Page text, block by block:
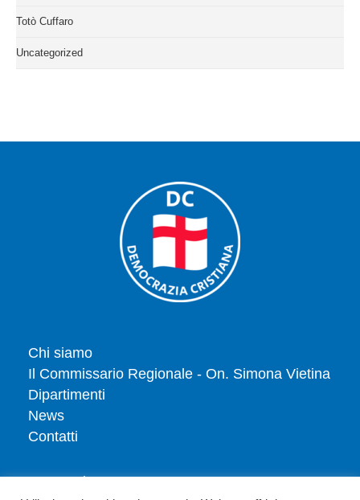
Totò Cuffaro
Uncategorized
Chi siamo
Il Commissario Regionale - On. Simona Vietina
Dipartimenti
News
Contatti
Tesserati